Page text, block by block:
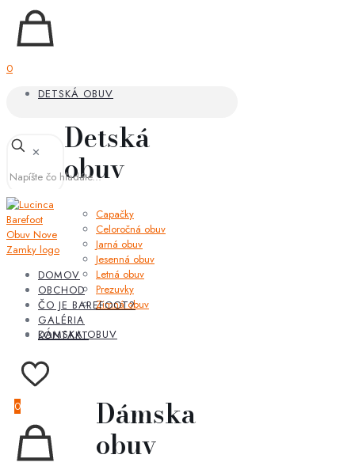
0
DETSKÁ OBUV
Detská
obuv
Capačky
Celoročná obuv
Jarná obuv
Jesenná obuv
Letná obuv
Prezuvky
Zimná obuv
DÁMSKA OBUV
Dámska
obuv
✕
DOMOV
OBCHOD
ČO JE BAREFOOT?
GALÉRIA
KONTAKT
0